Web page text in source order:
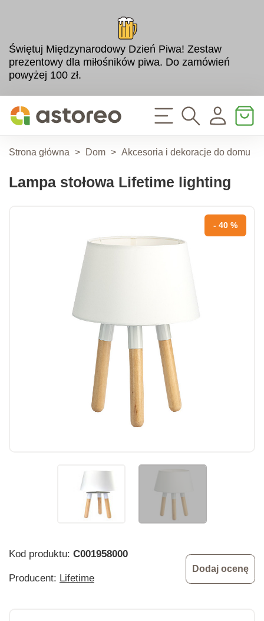
Świętuj Międzynarodowy Dzień Piwa! Zestaw
prezentowy dla miłośników piwa. Do zamówień
powyżej 100 zł.
Strona główna > Dom > Akcesoria i dekoracje do domu
Lampa stołowa Lifetime lighting
- 40 %
Kod produktu: C001958000
Producent: Lifetime
Dodaj ocenę